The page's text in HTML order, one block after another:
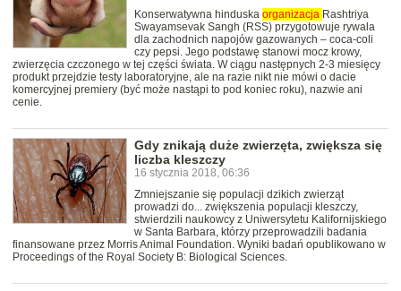
Konserwatywna hinduska organizacja Rashtriya
Swayamsevak Sangh (RSS) przygotowuje rywala
dla zachodnich napojów gazowanych – coca-coli
czy pepsi. Jego podstawę stanowi mocz krowy,
zwierzęcia czczonego w tej części świata. W ciągu następnych 2-3 miesięcy
produkt przejdzie testy laboratoryjne, ale na razie nikt nie mówi o dacie
komercyjnej premiery (być może nastąpi to pod koniec roku), nazwie ani
cenie.
Gdy znikają duże zwierzęta, zwiększa się
liczba kleszczy
16 stycznia 2018, 06:36
Zmniejszanie się populacji dzikich zwierząt
prowadzi do... zwiększenia populacji kleszczy,
stwierdzili naukowcy z Uniwersytetu Kalifornijskiego
w Santa Barbara, którzy przeprowadzili badania
finansowane przez Morris Animal Foundation. Wyniki badań opublikowano w
Proceedings of the Royal Society B: Biological Sciences.